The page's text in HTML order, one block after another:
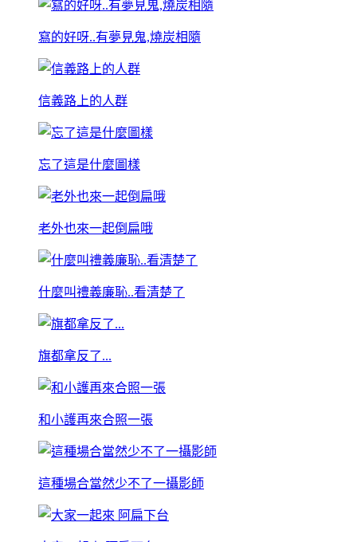
寫的好呀..有夢見鬼,燒炭相隨
信義路上的人群
忘了這是什麼圖樣
老外也來一起倒扁哦
什麼叫禮義廉恥..看清楚了
旗都拿反了...
和小護再來合照一張
這種場合當然少不了一攝影師